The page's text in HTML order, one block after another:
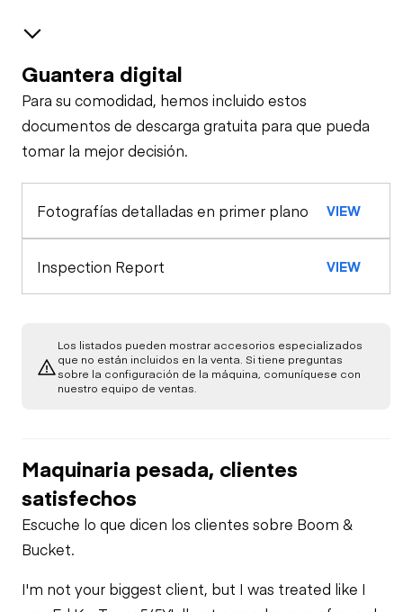
Frenos / Neumáticos
Cabina
Cinturones de
Control de frenos
Calefacción
Chequeo de
función limitada
Configuración
Grúa
Análisis de muestra de aceite (motor)
Análisis de muestra de aceite (transmisión)
Luces exteriores
Motor
combustible
Fugas de aceite
Toma de fuerza
Guantera digital
Para su comodidad, hemos incluido estos
documentos de descarga gratuita para que pueda
tomar la mejor decisión.
Fotografías detalladas en primer plano VIEW
Inspection Report VIEW
Los listados pueden mostrar accesorios especializados
que no están incluidos en la venta. Si tiene preguntas
sobre la configuración de la máquina, comuníquese con
nuestro equipo de ventas.
Maquinaria pesada, clientes
satisfechos
Escuche lo que dicen los clientes sobre Boom &
Bucket.
I'm not your biggest client, but I was treated like I